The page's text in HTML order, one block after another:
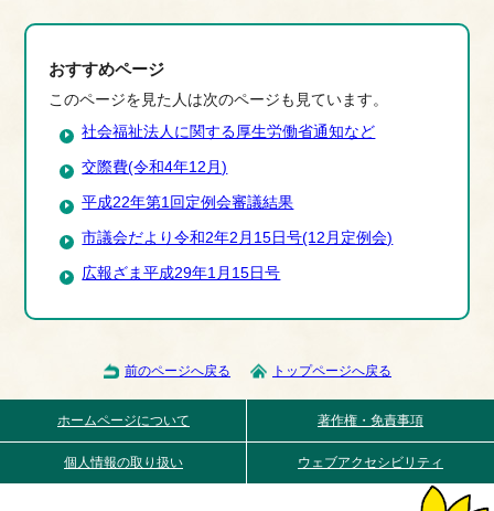
おすすめページ
このページを見た人は次のページも見ています。
社会福祉法人に関する厚生労働省通知など
交際費(令和4年12月)
平成22年第1回定例会審議結果
市議会だより令和2年2月15日号(12月定例会)
広報ざま平成29年1月15日号
前のページへ戻る トップページへ戻る
ホームページについて 著作権・免責事項
個人情報の取り扱い ウェブアクセシビリティ